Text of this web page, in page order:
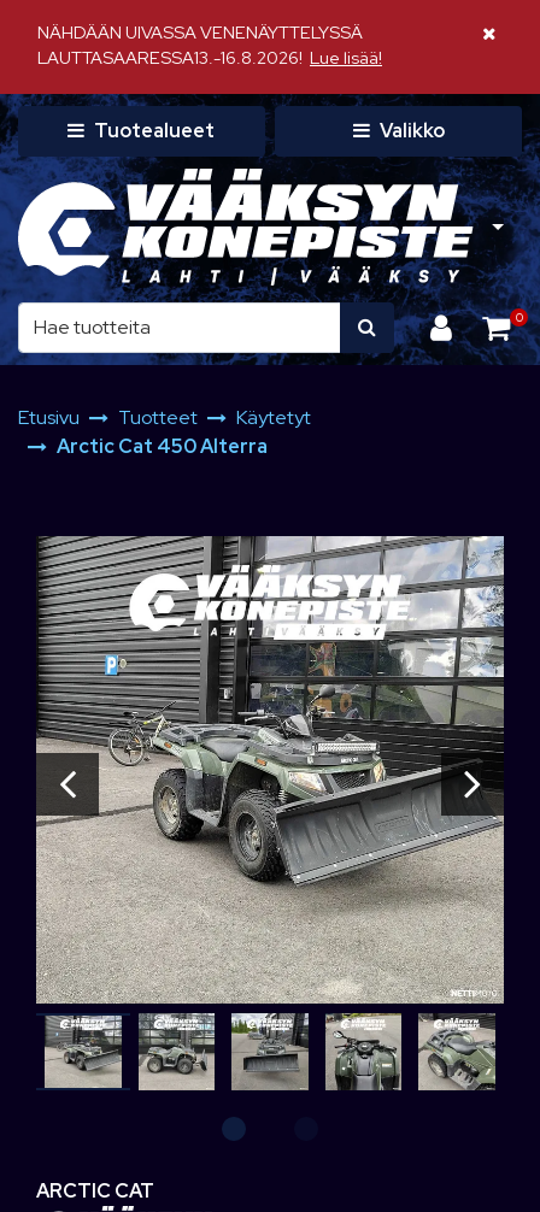
NÄHDÄÄN UIVASSA VENENÄYTTELYSSÄ
LAUTTASAARESSA13.-16.8.2026! Lue lisää!
Sulje
Tuotealueet Valikko
0
Etusivu Tuotteet
Käytetyt
Arctic Cat 450 Alterra
ARCTIC CAT